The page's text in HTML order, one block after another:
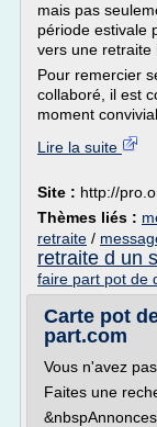
mais pas
période estivale
vers une retraite
Pour remercier
collaboré, il est
moment
Lire la suite
Site : http://
Thèmes liés :
retraite /
retraite d un
faire part pot de
Carte pot
part.com
Vous n'avez
Faites une
&nbspAnnonces